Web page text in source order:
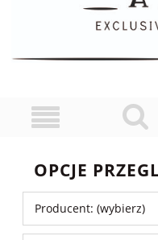
OPCJE
Producent: (wybierz)